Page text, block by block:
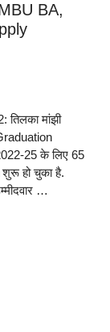
BA,
मांझी
25 के लिए 65
हो चुका है.
…